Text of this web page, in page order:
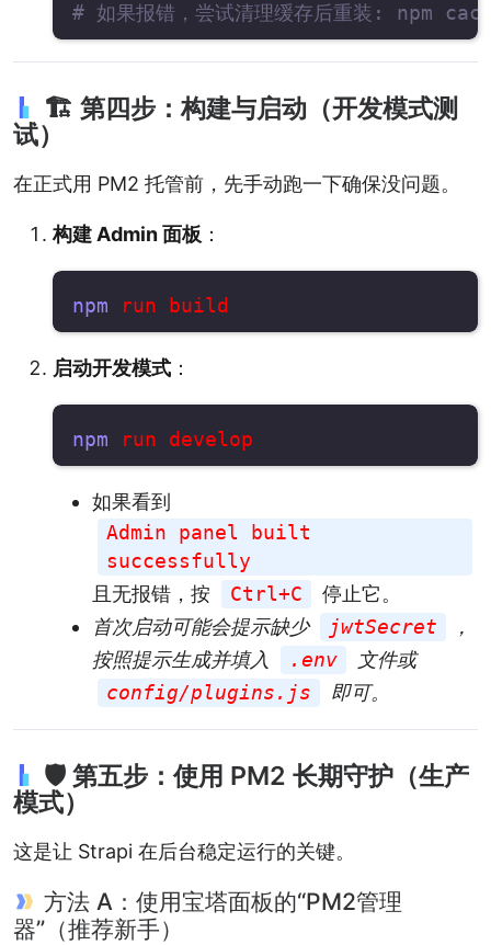
# 如果报错，尝试清理缓存后重装:
🏗️ 第四步：构建与启动（开发模式测
试）
在正式用 PM2 托管前，先手动跑一下确保没问题。
构建 Admin 面板 ：
npm
启动开发模式 ：
npm
如果看到
Admin panel built
successfully
且无报错，按
Ctrl+C
停止它。
首次启动可能会提示缺少
jwtSecret
，
按照提示生成并填入
.env
文件或
config/plugins.js
即可。
🛡️ 第五步：使用 PM2 长期守护（生产
模式）
这是让 Strapi 在后台稳定运行的关键。
方法 A：使用宝塔面板的“PM2管理
器”（推荐新手）